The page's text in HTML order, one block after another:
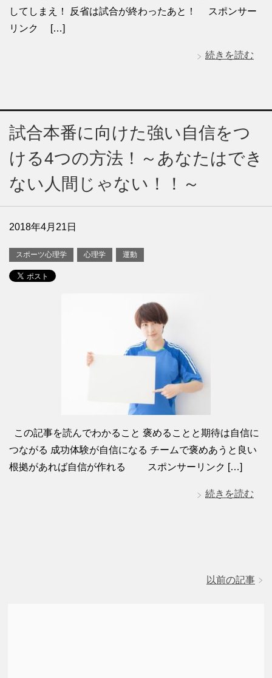
してしまえ！ 反省は試合が終わったあと！ スポンサー
リンク […]
続きを読む
試合本番に向けた強い自信をつ
ける4つの方法！～あなたはでき
ない人間じゃない！！～
2018年4月21日
スポーツ心理学 心理学 運動
この記事を読んでわかること 褒めることと期待は自信に
つながる 成功体験が自信になる チームで褒めあうと良い
根拠があれば自信が作れる スポンサーリンク […]
続きを読む
以前の記事